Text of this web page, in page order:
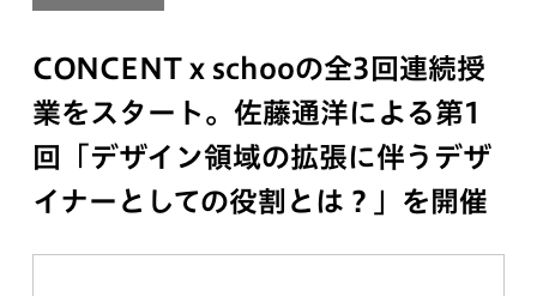
CONCENT x schooの全3回連続授
業をスタート。佐藤通洋による第1
回「デザイン領域の拡張に伴うデザ
イナーとしての役割とは？」を開催